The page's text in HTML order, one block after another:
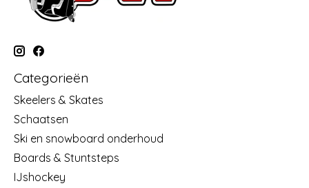
Categorieën
Skeelers & Skates
Schaatsen
Ski en snowboard onderhoud
Boards & Stuntsteps
IJshockey